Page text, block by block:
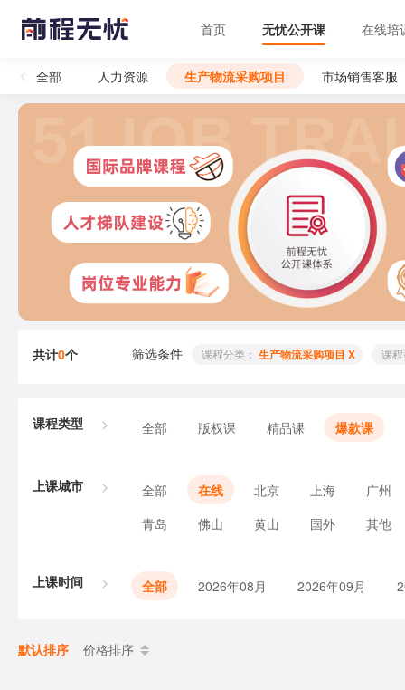
首页 无忧公开课 在线培
全部 人力资源 生产物流采购项目 市场销售客服
共计0个 筛选条件 课程分类： 生产物流采购项目 X 课
课程类型 全部 版权课 精品课 爆款课
上课城市 全部 在线 北京 上海
广州
青岛
佛山 黄山 国外 其他
上课时间 全部 2026年08月 2026年09月
默认排序 价格排序